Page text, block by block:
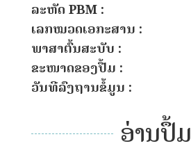
ລະຫັດ PBM :
ເລກໝວດເອກະສານ :
ພາສາຕົ້ນສະບັບ :
ຂະໜາດຂອງປື້ມ :
ວັນທີລົງຖານຂໍ້ມູນ :
ອ່ານປຶ້ມ